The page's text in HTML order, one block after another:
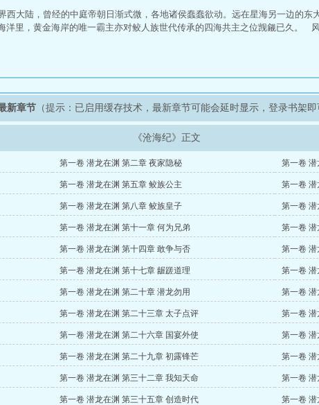
西大陆，曾经的中庭帝朝日渐式微，各地诸侯蠢蠢欲动。远在星海另一边的东
里，黄金海岸的唯一霸主亦对鲛人族世代传承的四海共主之位觊觎已久。
新章节 （提示：已启用缓存技术，最新章节可能会延时显示，登录书架即
《沧海纪》正文
第一卷 潜龙在渊 第二章 夜家隐秘 第一卷 潜
第一卷 潜龙在渊 第五章 鲛族公主 第一卷 潜
第一卷 潜龙在渊 第八章 鲛族皇子 第一卷 潜
第一卷 潜龙在渊 第十一章 何为兄弟 第一卷 潜
第一卷 潜龙在渊 第十四章 敢争与否 第一卷 潜
第一卷 潜龙在渊 第十七章 龌蹉道理 第一卷
第一卷 潜龙在渊 第二十章 潜龙勿用 第一卷
第一卷 潜龙在渊 第二十三章 太子点评 第一卷
第一卷 潜龙在渊 第二十六章 国宴外使 第一卷
第一卷 潜龙在渊 第二十九章 初露锋芒 第一卷
第一卷 潜龙在渊 第三十二章 我知天命 第一卷
第一卷 潜龙在渊 第三十五章 创造时代 第一卷